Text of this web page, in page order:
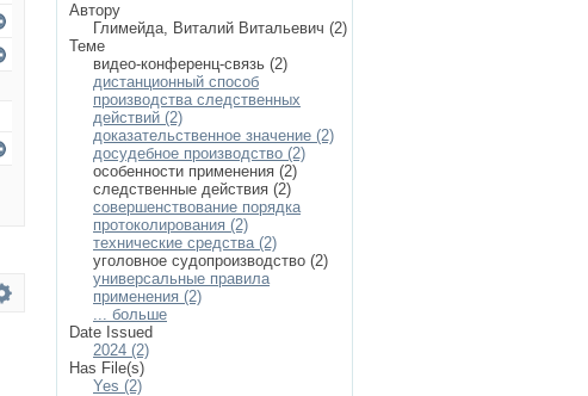
Автору
Глимейда, Виталий Витальевич (2)
Теме
видео-конференц-связь (2)
дистанционный способ
производства следственных
действий (2)
доказательственное значение (2)
досудебное производство (2)
особенности применения (2)
следственные действия (2)
совершенствование порядка
протоколирования (2)
технические средства (2)
уголовное судопроизводство (2)
универсальные правила
применения (2)
... больше
Date Issued
2024 (2)
Has File(s)
Yes (2)